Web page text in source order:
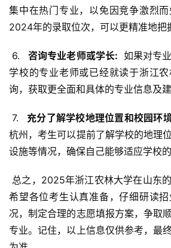
集中在热门专业，以免因竞争激烈
2024年的录取位次，可以更精准地把
6.
  咨询专业老师或学长:
如果对专
学校的专业老师或已经就读于浙江
询，获取更全面和具体的专业信息及建
7.
充分了解学校地理位置和校园环
杭州，考生可以提前了解学校的地理
设施等情况，确保自己能够适应学校
希望各位考生认真准备，仔细研读
况，制定合理的志愿填报方案，争取
专业。记住，以上信息仅供参考，最